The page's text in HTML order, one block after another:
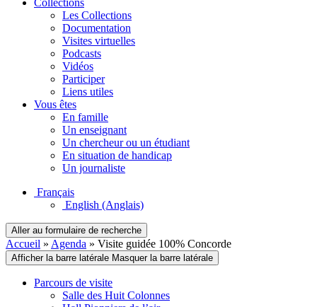
Collections
Les Collections
Documentation
Visites virtuelles
Podcasts
Vidéos
Participer
Liens utiles
Vous êtes
En famille
Un enseignant
Un chercheur ou un étudiant
En situation de handicap
Un journaliste
Français
English (Anglais)
Aller au formulaire de recherche
Accueil » Agenda » Visite guidée 100% Concorde
Afficher la barre latérale Masquer la barre latérale
Parcours de visite
Salle des Huit Colonnes